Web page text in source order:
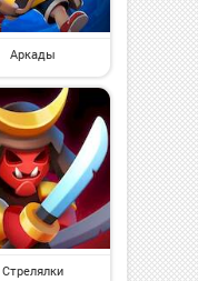
Аркады
Стрелялки